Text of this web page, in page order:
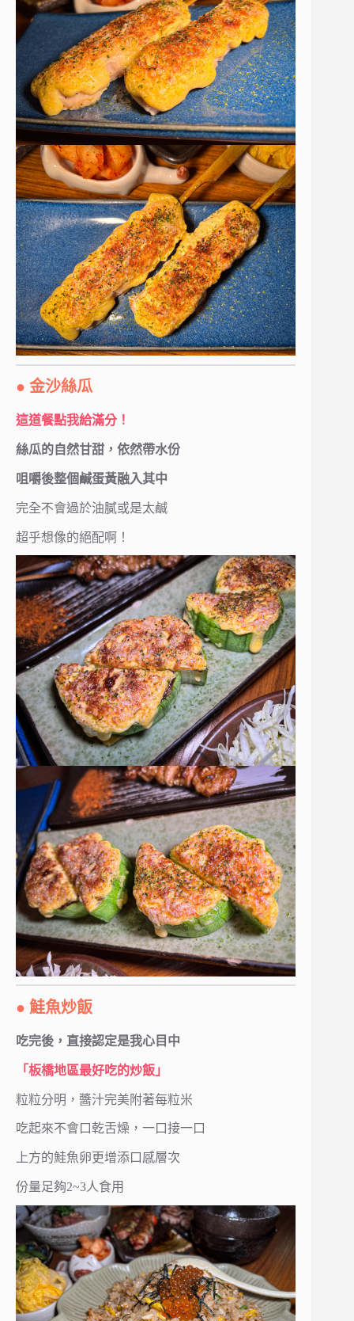
● 金沙絲瓜
這道餐點我給滿分！
絲瓜的自然甘甜，依然帶水份
咀嚼後整個鹹蛋黃融入其中
完全不會過於油膩或是太鹹
超乎想像的絕配啊！
● 鮭魚炒飯
吃完後，直接認定是我心目中
「板橋地區最好吃的炒飯」
粒粒分明，醬汁完美附著每粒米
吃起來不會口乾舌燥，一口接一口
上方的鮭魚卵更增添口感層次
份量足夠2~3人食用